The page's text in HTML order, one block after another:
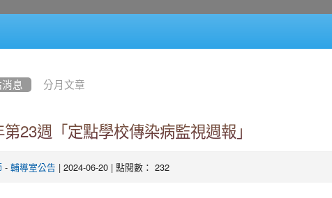
息 分月文章
第23週「定點學校傳染病監視週報」
- 輔導室公告 | 2024-06-20 | 點閱數： 232